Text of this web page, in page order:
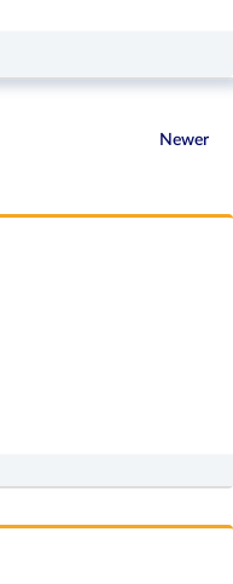
Newer